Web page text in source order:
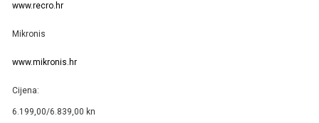
www.recro.hr
Mikronis
www.mikronis.hr
Cijena:
6.199,00/6.839,00 kn